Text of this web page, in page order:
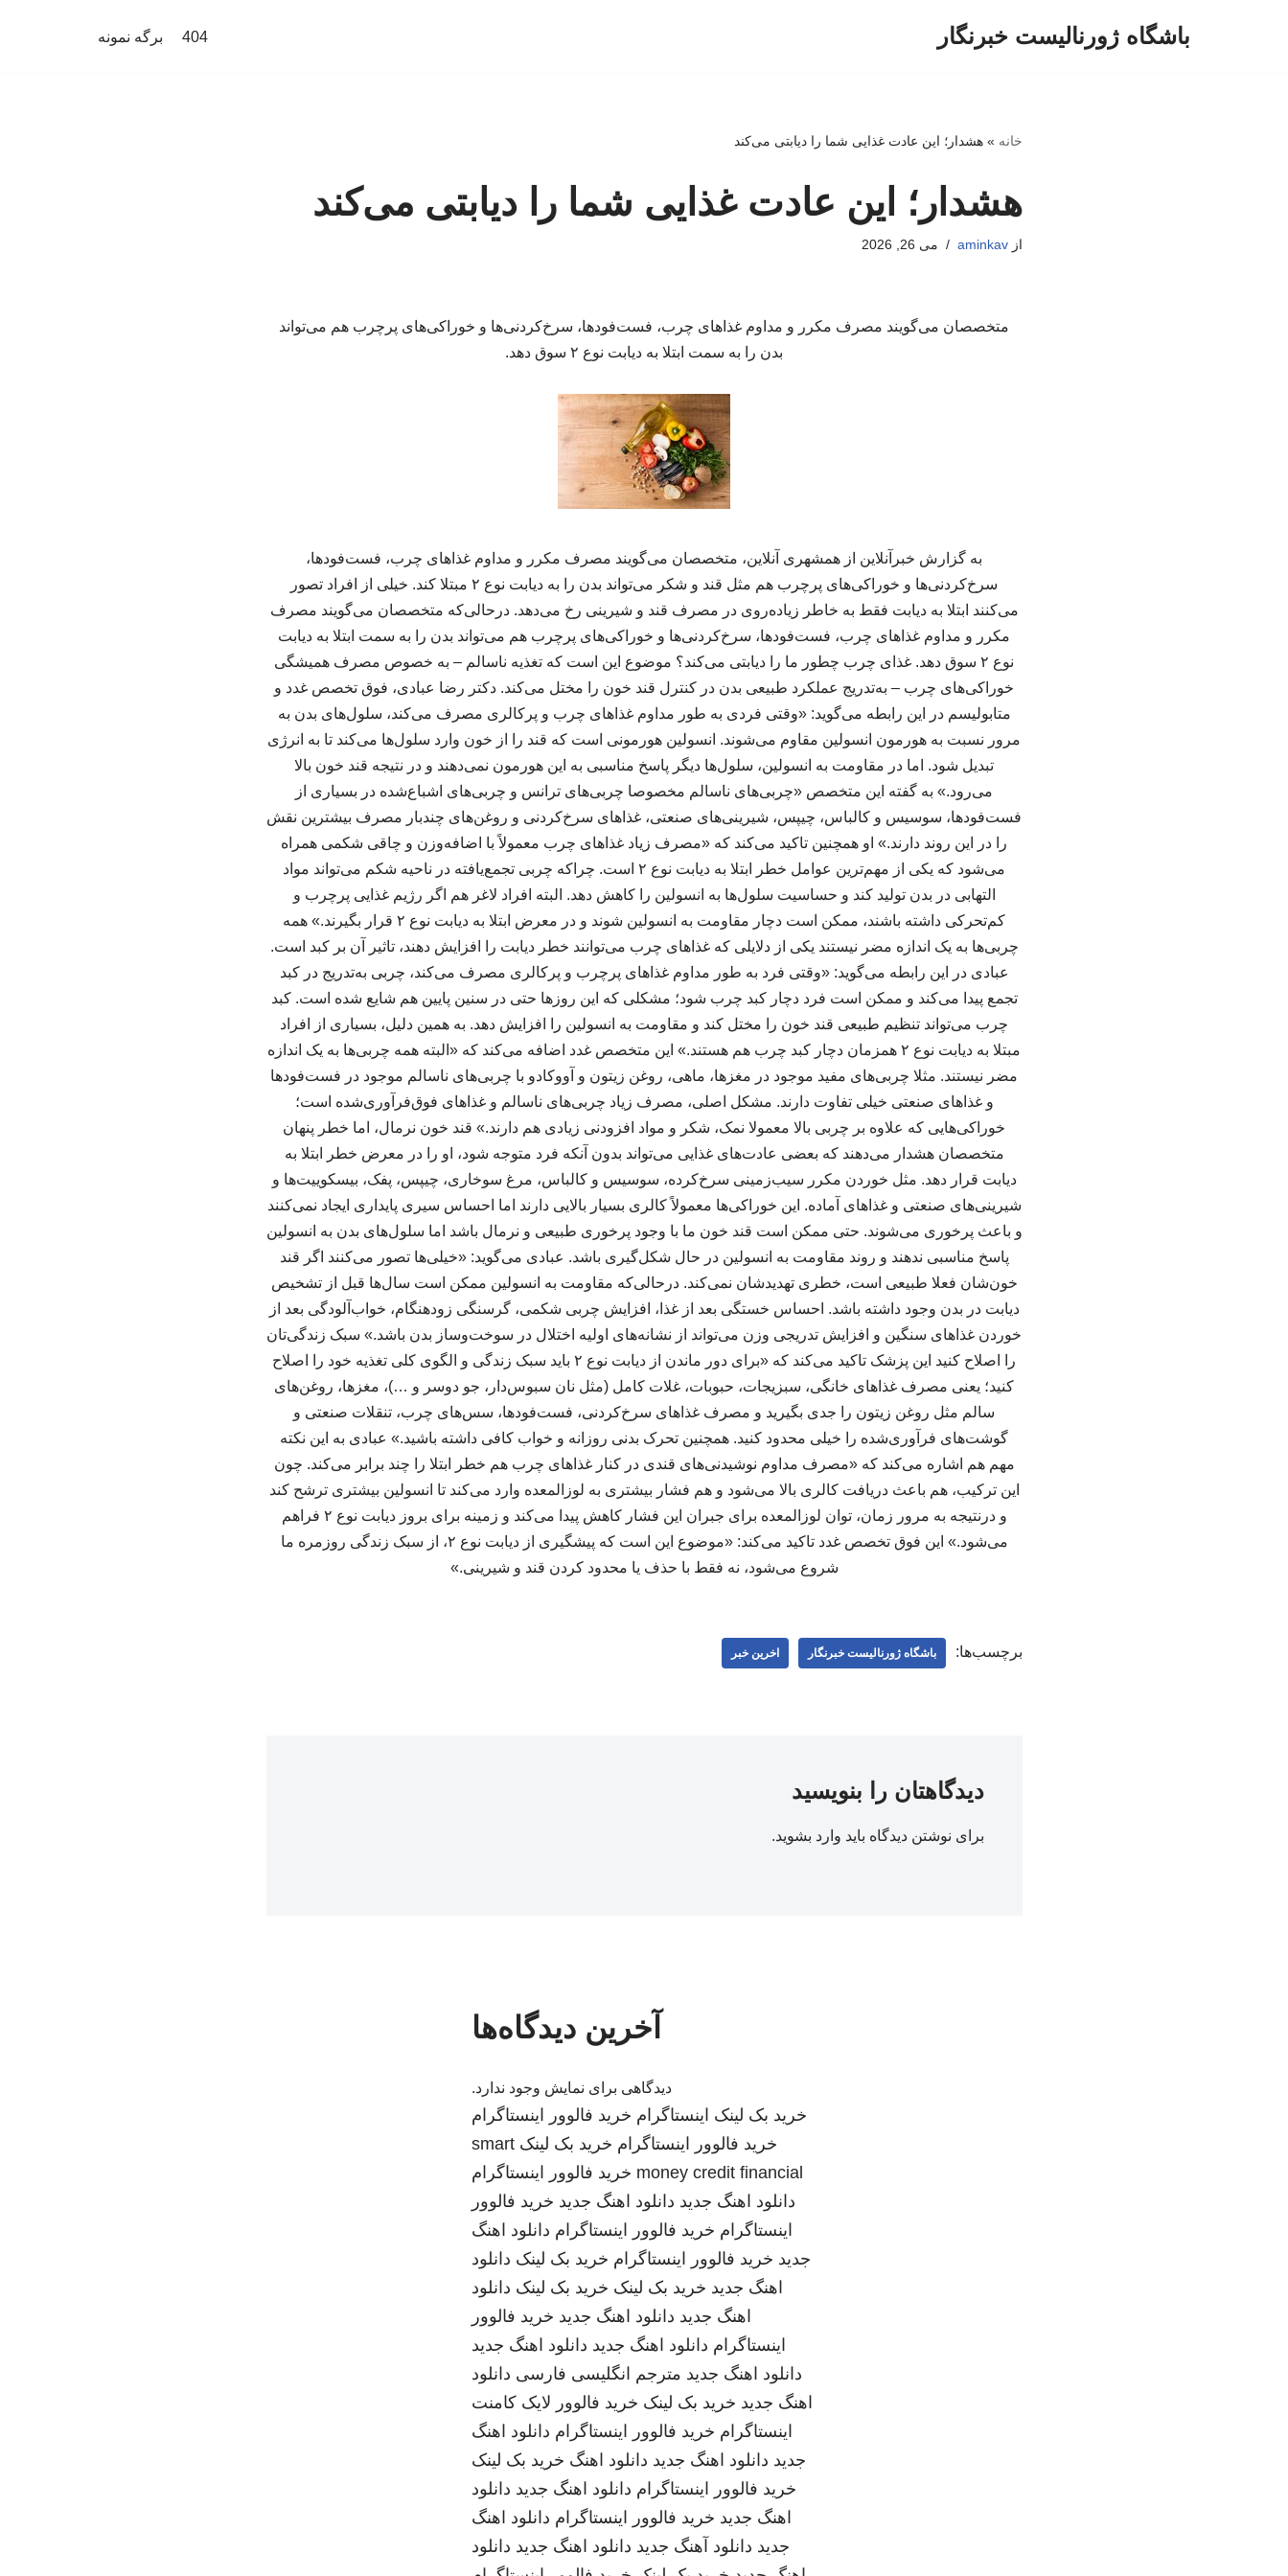
باشگاه ژورنالیست خبرنگار 404 برگه نمونه
خانه »هشدار؛ این عادت غذایی شما را دیابتی می‌کند
هشدار؛ این عادت غذایی شما را دیابتی می‌کند
ازaminkav می 26, 2026
متخصصان می‌گویند مصرف مکرر و مداوم غذاهای چرب، فست‌فودها، سرخ‌کردنی‌ها و خوراکی‌های پرچرب هم می‌تواند
بدن را به سمت ابتلا به دیابت نوع ۲ سوق دهد.
به گزارش خبرآنلاین از همشهری آنلاین، متخصصان می‌گویند مصرف مکرر و مداوم غذاهای چرب، فست‌فودها،
سرخ‌کردنی‌ها و خوراکی‌های پرچرب هم مثل قند و شکر می‌تواند بدن را به دیابت نوع ۲ مبتلا کند. خیلی از افراد تصور
می‌کنند ابتلا به دیابت فقط به خاطر زیاده‌روی در مصرف قند و شیرینی رخ می‌دهد. درحالی‌که متخصصان می‌گویند مصرف
مکرر و مداوم غذاهای چرب، فست‌فودها، سرخ‌کردنی‌ها و خوراکی‌های پرچرب هم می‌تواند بدن را به سمت ابتلا به دیابت
نوع ۲ سوق دهد. غذای چرب چطور ما را دیابتی می‌کند؟ موضوع این است که تغذیه ناسالم – به خصوص مصرف همیشگی
خوراکی‌های چرب – به‌تدریج عملکرد طبیعی بدن در کنترل قند خون را مختل می‌کند. دکتر رضا عبادی، فوق تخصص غدد و
متابولیسم در این رابطه می‌گوید: «وقتی فردی به‌ طور مداوم غذاهای چرب و پرکالری مصرف می‌کند، سلول‌های بدن به
‌مرور نسبت به هورمون انسولین مقاوم می‌شوند. انسولین هورمونی است که قند را از خون وارد سلول‌ها می‌کند تا به انرژی
تبدیل شود. اما در مقاومت به انسولین، سلول‌ها دیگر پاسخ مناسبی به این هورمون نمی‌دهند و در نتیجه قند خون بالا
می‌رود.» به گفته این متخصص «چربی‌های ناسالم مخصوصا چربی‌های ترانس و چربی‌های اشباع‌شده در بسیاری از
فست‌فودها، سوسیس و کالباس، چیپس، شیرینی‌های صنعتی، غذاهای سرخ‌کردنی و روغن‌های چندبار مصرف بیشترین نقش
را در این روند دارند.» او همچنین تاکید می‌کند که «مصرف زیاد غذاهای چرب معمولاً با اضافه‌وزن و چاقی شکمی همراه
می‌شود که یکی از مهم‌ترین عوامل خطر ابتلا به دیابت نوع ۲ است. چراکه چربی تجمع‌یافته در ناحیه شکم می‌تواند مواد
التهابی در بدن تولید کند و حساسیت سلول‌ها به انسولین را کاهش دهد. البته افراد لاغر هم اگر رژیم غذایی پرچرب و
کم‌تحرکی داشته باشند، ممکن است دچار مقاومت به انسولین شوند و در معرض ابتلا به دیابت نوع ۲ قرار بگیرند.» همه
چربی‌ها به یک اندازه مضر نیستند یکی از دلایلی که غذاهای چرب می‌توانند خطر دیابت را افزایش دهند، تاثیر آن بر کبد است.
عبادی در این رابطه می‌گوید: «وقتی فرد به‌ طور مداوم غذاهای پرچرب و پرکالری مصرف می‌کند، چربی به‌تدریج در کبد
تجمع پیدا می‌کند و ممکن است فرد دچار کبد چرب شود؛ مشکلی که این روزها حتی در سنین پایین هم شایع شده است. کبد
چرب می‌تواند تنظیم طبیعی قند خون را مختل کند و مقاومت به انسولین را افزایش دهد. به همین دلیل، بسیاری از افراد
مبتلا به دیابت نوع ۲ همزمان دچار کبد چرب هم هستند.» این متخصص غدد اضافه می‌کند که «البته همه چربی‌ها به یک اندازه
مضر نیستند. مثلا چربی‌های مفید موجود در مغزها، ماهی، روغن زیتون و آووکادو با چربی‌های ناسالم موجود در فست‌فودها
و غذاهای صنعتی خیلی تفاوت دارند. مشکل اصلی، مصرف زیاد چربی‌های ناسالم و غذاهای فوق‌فرآوری‌شده است؛
خوراکی‌هایی که علاوه بر چربی بالا معمولا نمک، شکر و مواد افزودنی زیادی هم دارند.» قند خون نرمال، اما خطر پنهان
متخصصان هشدار می‌دهند که بعضی عادت‌های غذایی می‌تواند بدون آنکه فرد متوجه شود، او را در معرض خطر ابتلا به
دیابت قرار دهد. مثل خوردن مکرر سیب‌زمینی سرخ‌کرده، سوسیس و کالباس، مرغ سوخاری، چیپس، پفک، بیسکوییت‌ها و
شیرینی‌های صنعتی و غذاهای آماده. این خوراکی‌ها معمولاً کالری بسیار بالایی دارند اما احساس سیری پایداری ایجاد نمی‌کنند
و باعث پرخوری می‌شوند. حتی ممکن است قند خون ما با وجود پرخوری طبیعی و نرمال باشد اما سلول‌های بدن به انسولین
پاسخ مناسبی ندهند و روند مقاومت به انسولین در حال شکل‌گیری باشد. عبادی می‌گوید: «خیلی‌ها تصور می‌کنند اگر قند
خون‌شان فعلا طبیعی است، خطری تهدیدشان نمی‌کند. درحالی‌که مقاومت به انسولین ممکن است سال‌ها قبل از تشخیص
دیابت در بدن وجود داشته باشد. احساس خستگی بعد از غذا، افزایش چربی شکمی، گرسنگی زودهنگام، خواب‌آلودگی بعد از
خوردن غذاهای سنگین و افزایش تدریجی وزن می‌تواند از نشانه‌های اولیه اختلال در سوخت‌وساز بدن باشد.» سبک زندگی‌تان
را اصلاح کنید این پزشک تاکید می‌کند که «برای دور ماندن از دیابت نوع ۲ باید سبک زندگی و الگوی کلی تغذیه خود را اصلاح
کنید؛ یعنی مصرف غذاهای خانگی، سبزیجات، حبوبات، غلات کامل (مثل نان سبوس‌دار، جو دوسر و …)، مغزها، روغن‌های
سالم مثل روغن زیتون را جدی بگیرید و مصرف غذاهای سرخ‌کردنی، فست‌فودها، سس‌های چرب، تنقلات صنعتی و
گوشت‌های فرآوری‌شده را خیلی محدود کنید. همچنین تحرک بدنی روزانه و خواب کافی داشته باشید.» عبادی به این نکته
مهم هم اشاره می‌کند که «مصرف مداوم نوشیدنی‌های قندی در کنار غذاهای چرب هم خطر ابتلا را چند برابر می‌کند. چون
این ترکیب، هم باعث دریافت کالری بالا می‌شود و هم فشار بیشتری به لوزالمعده وارد می‌کند تا انسولین بیشتری ترشح کند
و درنتیجه به‌ مرور زمان، توان لوزالمعده برای جبران این فشار کاهش پیدا می‌کند و زمینه برای بروز دیابت نوع ۲ فراهم
می‌شود.» این فوق تخصص غدد تاکید می‌کند: «موضوع این است که پیشگیری از دیابت نوع ۲، از سبک زندگی روزمره ما
شروع می‌شود، نه فقط با حذف یا محدود کردن قند و شیرینی.»
برچسب‌ها: باشگاه ژورنالیست خبرنگار اخرین خبر
دیدگاهتان را بنویسید
برای نوشتن دیدگاه باید وارد بشوید.
آخرین دیدگاه‌ها
دیدگاهی برای نمایش وجود ندارد.
خرید بک لینک اینستاگرام خرید فالوور اینستاگرام
خرید فالوور اینستاگرام خرید بک لینک smart
money credit financial خرید فالوور اینستاگرام
دانلود اهنگ جدید دانلود اهنگ جدید خرید فالوور
اینستاگرام خرید فالوور اینستاگرام دانلود اهنگ
جدید خرید فالوور اینستاگرام خرید بک لینک دانلود
اهنگ جدید خرید بک لینک خرید بک لینک دانلود
اهنگ جدید دانلود اهنگ جدید خرید فالوور
اینستاگرام دانلود اهنگ جدید دانلود اهنگ جدید
دانلود اهنگ جدید مترجم انگلیسی فارسی دانلود
اهنگ جدید خرید بک لینک خرید فالوور لایک کامنت
اینستاگرام خرید فالوور اینستاگرام دانلود اهنگ
جدید دانلود اهنگ جدید دانلود اهنگ خرید بک لینک
خرید فالوور اینستاگرام دانلود اهنگ جدید دانلود
اهنگ جدید خرید فالوور اینستاگرام دانلود اهنگ
جدید دانلود آهنگ جدید دانلود اهنگ جدید دانلود